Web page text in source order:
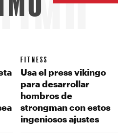
FITNESS
Usa el press vikingo
para desarrollar
hombros de
strongman con estos
ingeniosos ajustes